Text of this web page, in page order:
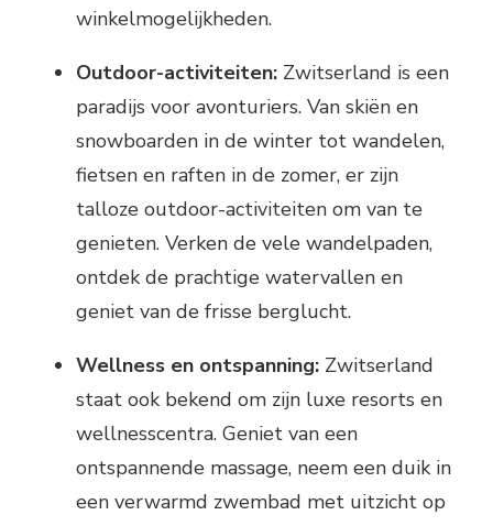
winkelmogelijkheden.
Outdoor-activiteiten: Zwitserland is een
paradijs voor avonturiers. Van skiën en
snowboarden in de winter tot wandelen,
fietsen en raften in de zomer, er zijn
talloze outdoor-activiteiten om van te
genieten. Verken de vele wandelpaden,
ontdek de prachtige watervallen en
geniet van de frisse berglucht.
Wellness en ontspanning: Zwitserland
staat ook bekend om zijn luxe resorts en
wellnesscentra. Geniet van een
ontspannende massage, neem een duik in
een verwarmd zwembad met uitzicht op